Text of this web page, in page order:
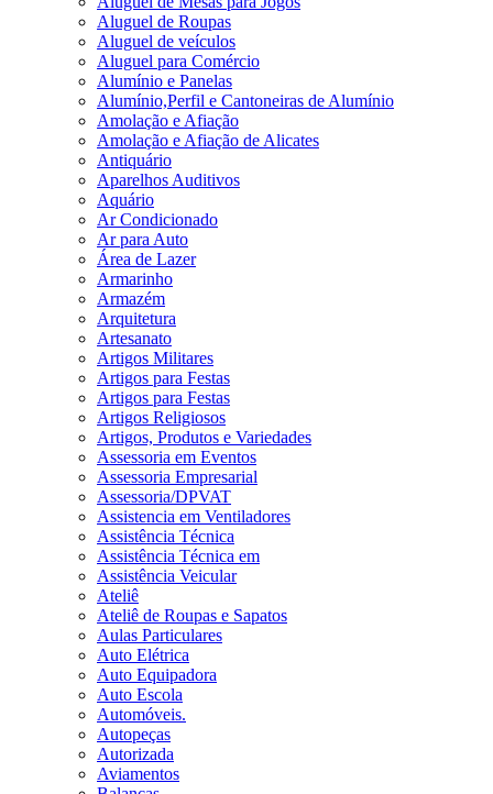
Aluguel de Roupas
Aluguel de veículos
Aluguel para Comércio
Alumínio e Panelas
Alumínio,Perfil e Cantoneiras de Alumínio
Amolação e Afiação
Amolação e Afiação de Alicates
Antiquário
Aparelhos Auditivos
Aquário
Ar Condicionado
Ar para Auto
Área de Lazer
Armarinho
Armazém
Arquitetura
Artesanato
Artigos Militares
Artigos para Festas
Artigos para Festas
Artigos Religiosos
Artigos, Produtos e Variedades
Assessoria em Eventos
Assessoria Empresarial
Assessoria/DPVAT
Assistencia em Ventiladores
Assistência Técnica
Assistência Técnica em
Assistência Veicular
Ateliê
Ateliê de Roupas e Sapatos
Aulas Particulares
Auto Elétrica
Auto Equipadora
Auto Escola
Automóveis.
Autopeças
Autorizada
Aviamentos